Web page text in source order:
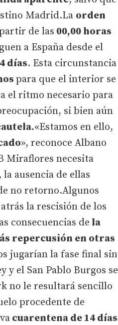
Madrid.La orden
de las 00,00 horas
a España desde el
días. Esta circunstancia
para que el interior se
el ritmo necesario para
si bien aún
«Estamos en ello,
», reconoce Albano
Miraflores necesita
ausencia de ellas
no retorno.Algunos
la rescisión de los
consecuencias de la
repercusión en otras
jugarían la fase final sin
y el San Pablo Burgos se
no le resultará sencillo
procedente de
cuarentena de 14 días